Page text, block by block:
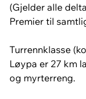
(Gjelder alle
Premier til
Turrennklasse
Løypa er 27 km
og myrterreng.